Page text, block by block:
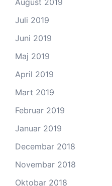
Juli 2019
Juni 2019
Maj 2019
April 2019
Mart 2019
Februar 2019
Januar 2019
Decembar 2018
Novembar 2018
Oktobar 2018